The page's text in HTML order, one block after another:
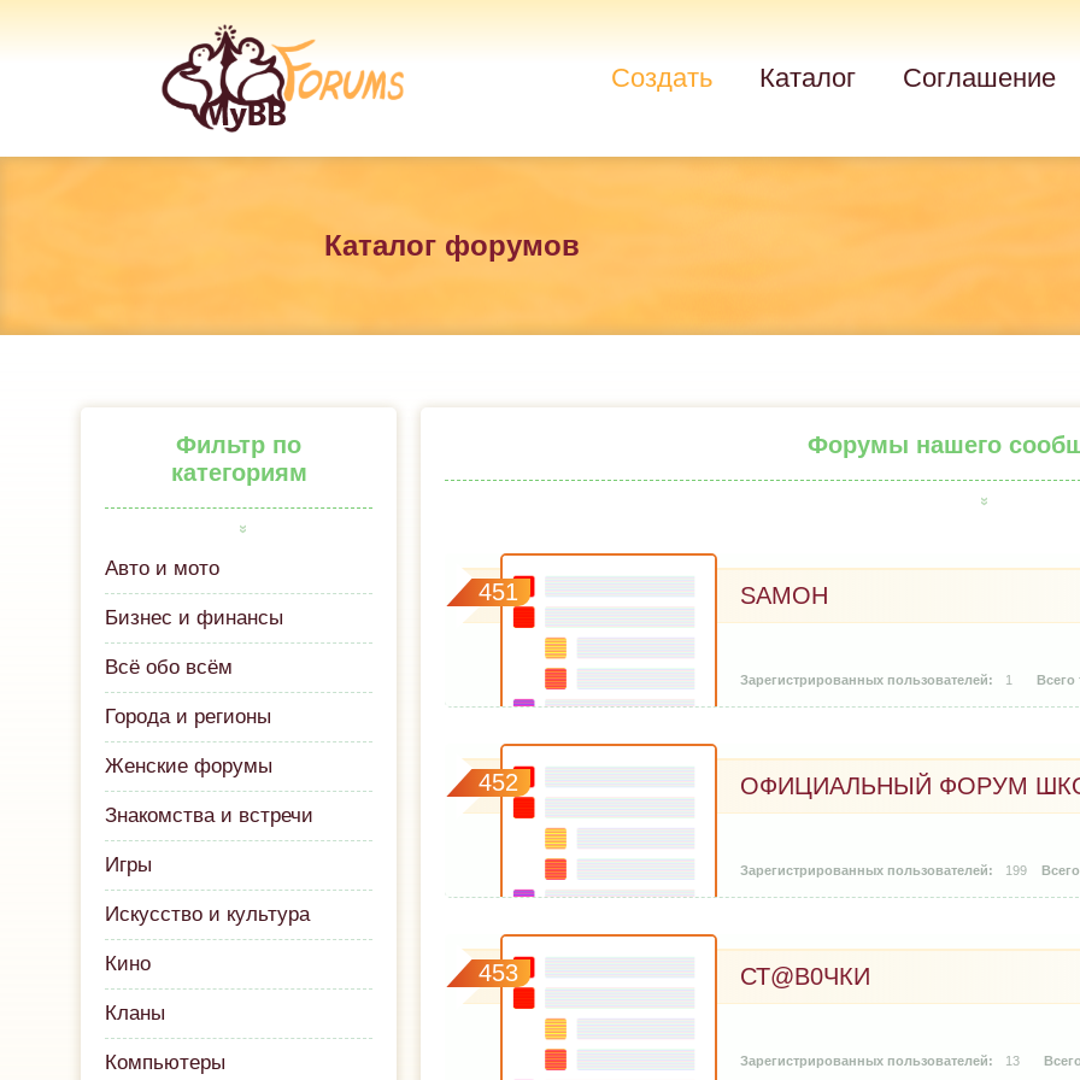
Создать Каталог Соглашение
Каталог форумов
Фильтр по
категориям
Авто и мото
Бизнес и финансы
Всё обо всём
Города и регионы
Женские форумы
Знакомства и встречи
Игры
Искусство и культура
Кино
Кланы
Компьютеры
Форумы нашего
451 SAMOH
1
452 ОФИЦИАЛЬНЫЙ ФОРУМ
199
453 СТ@В0ЧКИ
13